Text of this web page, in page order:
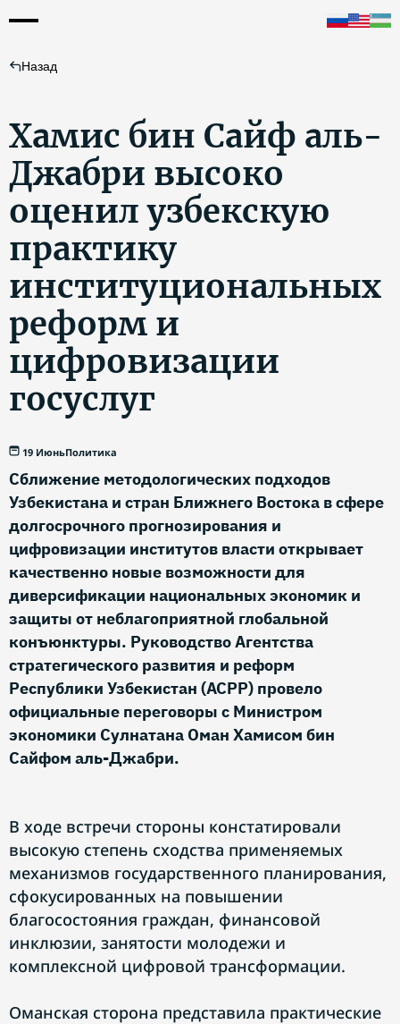
Назад
Хамис бин Сайф аль-
Джабри высоко
оценил узбекскую
практику
институциональных
реформ и
цифровизации
госуслуг
19 ИюньПолитика
Сближение методологических подходов
Узбекистана и стран Ближнего Востока в сфере
долгосрочного прогнозирования и
цифровизации институтов власти открывает
качественно новые возможности для
диверсификации национальных экономик и
защиты от неблагоприятной глобальной
конъюнктуры. Руководство Агентства
стратегического развития и реформ
Республики Узбекистан (АСРР) провело
официальные переговоры с Министром
экономики Сулнатана Оман Хамисом бин
Сайфом аль-Джабри.
В ходе встречи стороны констатировали
высокую степень сходства применяемых
механизмов государственного планирования,
сфокусированных на повышении
благосостояния граждан, финансовой
инклюзии, занятости молодежи и
комплексной цифровой трансформации.
Оманская сторона представила практические